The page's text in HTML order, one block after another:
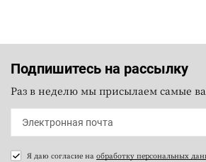
Подпишитесь на рассылку
Раз в неделю мы присылаем самые
Я даю согласие на обработку персональных